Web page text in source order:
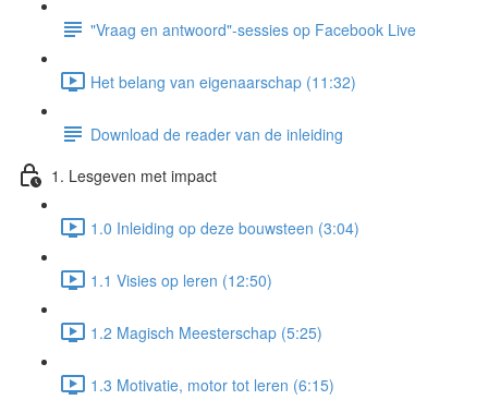
"Vraag en antwoord"-sessies op Facebook Live
Het belang van eigenaarschap (11:32)
Download de reader van de inleiding
1. Lesgeven met impact
1.0 Inleiding op deze bouwsteen (3:04)
1.1 Visies op leren (12:50)
1.2 Magisch Meesterschap (5:25)
1.3 Motivatie, motor tot leren (6:15)